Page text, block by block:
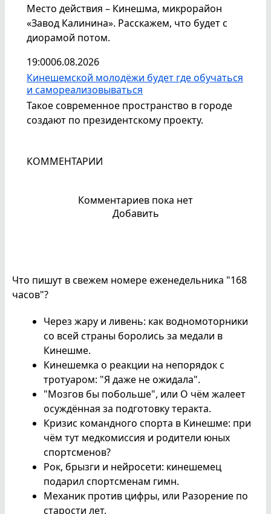
Место действия – Кинешма, микрорайон
«Завод Калинина». Расскажем, что будет с
диорамой потом.
19:0006.08.2026
Кинешемской молодёжи будет где обучаться
и самореализовываться
Такое современное пространство в городе
создают по президентскому проекту.
КОММЕНТАРИИ
Комментариев пока нет
Добавить
Что пишут в свежем номере еженедельника "168
часов"?
Через жару и ливень: как водномоторники
со всей страны боролись за медали в
Кинешме.
Кинешемка о реакции на непорядок с
тротуаром: "Я даже не ожидала".
"Мозгов бы побольше", или О чём жалеет
осуждённая за подготовку теракта.
Кризис командного спорта в Кинешме: при
чём тут медкомиссия и родители юных
спортсменов?
Рок, брызги и нейросети: кинешемец
подарил спортсменам гимн.
Механик против цифры, или Разорение по
старости лет.